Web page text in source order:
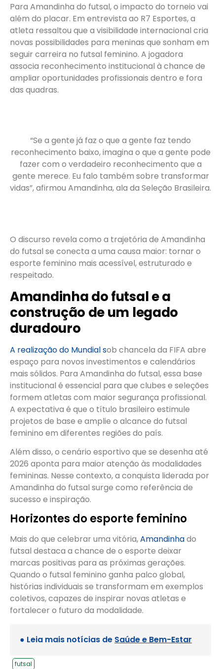
Para Amandinha do futsal, o impacto do torneio vai
além do placar. Em entrevista ao R7 Esportes, a
atleta ressaltou que a visibilidade internacional cria
novas possibilidades para meninas que sonham em
seguir carreira no futsal feminino. A jogadora
associa reconhecimento institucional à chance de
ampliar oportunidades profissionais dentro e fora
das quadras.
“Se a gente já faz o que a gente faz tendo
reconhecimento baixo, imagina o que a gente pode
fazer com o verdadeiro reconhecimento que a
gente merece. Eu falo também sobre transformar
vidas”, afirmou Amandinha, ala da Seleção Brasileira.
O discurso revela como a trajetória de Amandinha
do futsal se conecta a uma causa maior: tornar o
esporte feminino mais acessível, estruturado e
respeitado.
Amandinha do futsal e a
construção de um legado
duradouro
A realização do Mundial sob chancela da FIFA abre
espaço para novos investimentos e calendários
mais sólidos. Para Amandinha do futsal, essa base
institucional é essencial para que clubes e seleções
formem atletas com maior segurança profissional.
A expectativa é que o título brasileiro estimule
projetos de base e amplie o alcance do futsal
feminino em diferentes regiões do país.
Além disso, o cenário esportivo que se desenha até
2026 aponta para maior atenção às modalidades
femininas. Nesse contexto, a conquista liderada por
Amandinha do futsal surge como referência de
sucesso e inspiração.
Horizontes do esporte feminino
Mais do que celebrar uma vitória,Amandinhado
futsal destaca a chance de o esporte deixar
marcas positivas para as próximas gerações.
Quando o futsal feminino ganha palco global,
histórias individuais se transformam em exemplos
coletivos, capazes de inspirar novas atletas e
fortalecer o futuro da modalidade.
● Leia mais notícias de Saúde e Bem-Estar
futsal